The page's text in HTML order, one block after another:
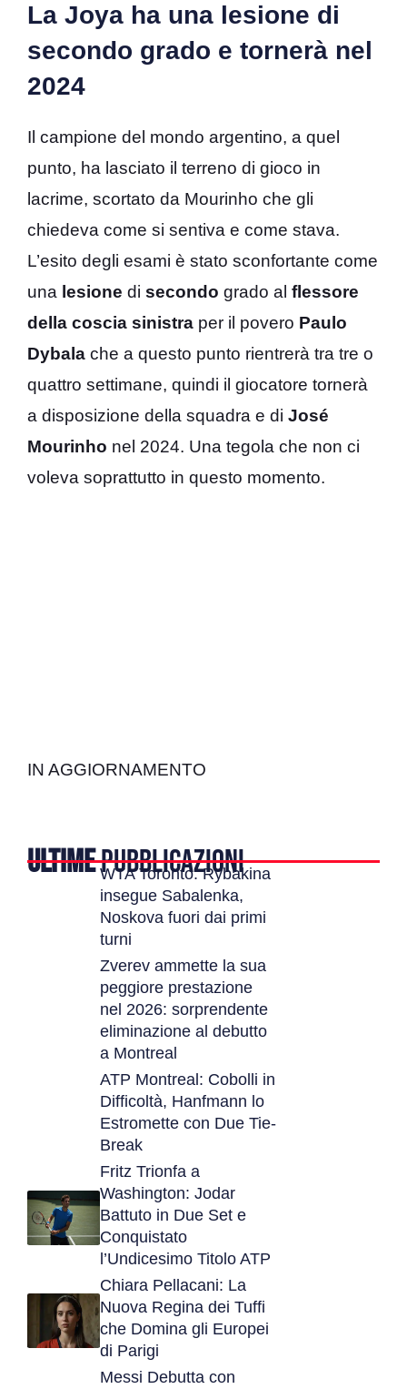
La Joya ha una lesione di
secondo grado e tornerà nel
2024
Il campione del mondo argentino, a quel
punto, ha lasciato il terreno di gioco in
lacrime, scortato da Mourinho che gli
chiedeva come si sentiva e come stava.
L’esito degli esami è stato sconfortante come
una lesione di secondo grado al flessore
della coscia sinistra per il povero Paulo
Dybala che a questo punto rientrerà tra tre o
quattro settimane, quindi il giocatore tornerà
a disposizione della squadra e di José
Mourinho nel 2024. Una tegola che non ci
voleva soprattutto in questo momento.
IN AGGIORNAMENTO
ULTIMEPUBBLICAZIONI
WTA Toronto: Rybakina
insegue Sabalenka,
Noskova fuori dai primi
turni
Zverev ammette la sua
peggiore prestazione
nel 2026: sorprendente
eliminazione al debutto
a Montreal
ATP Montreal: Cobolli in
Difficoltà, Hanfmann lo
Estromette con Due Tie-
Break
Fritz Trionfa a
Washington: Jodar
Battuto in Due Set e
Conquistato
l’Undicesimo Titolo ATP
Chiara Pellacani: La
Nuova Regina dei Tuffi
che Domina gli Europei
di Parigi
Messi Debutta con